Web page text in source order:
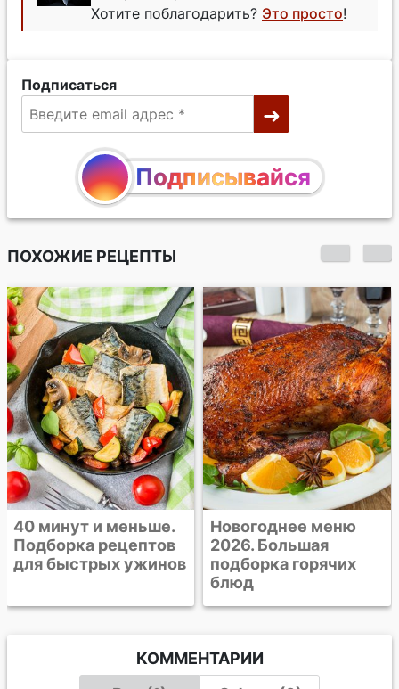
Хотите поблагодарить? Это просто!
Подписаться
Подписывайся
ПОХОЖИЕ РЕЦЕПТЫ
Новогоднее меню
2026. Большая
подборка горячих
Готовое новогоднее
меню №10. С рыбой
КОММЕНТАРИИ